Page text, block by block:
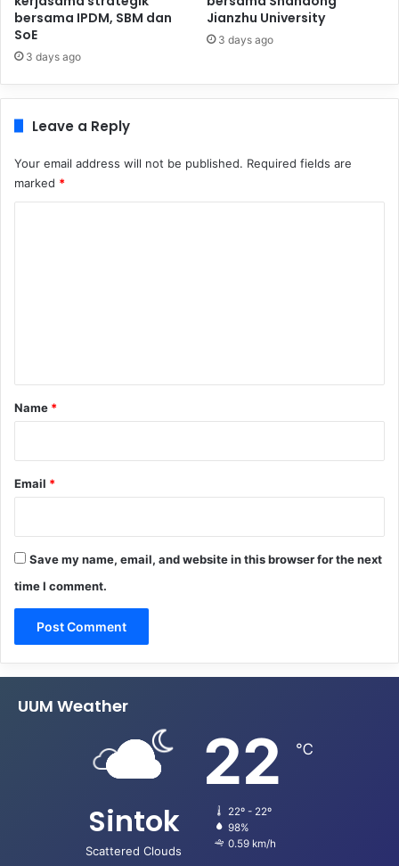
bersama IPDM, SBM dan
SoE
3 days ago
Jianzhu University
3 days ago
Leave a Reply
Your email address will not be published. Required fields are
marked *
*
Name *
Email *
Save my name, email, and website in this browser for the next
time I comment.
UUM Weather
Sintok
Scattered Clouds
22 ℃
22º - 22º
98%
0.59 km/h